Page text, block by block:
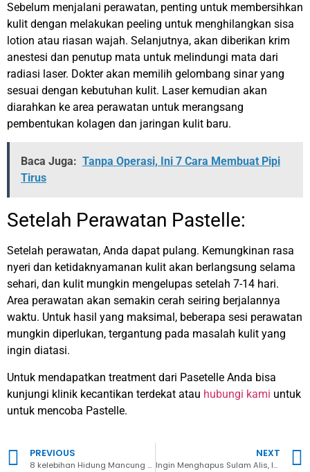
Sebelum menjalani perawatan, penting untuk membersihkan
kulit dengan melakukan peeling untuk menghilangkan sisa
lotion atau riasan wajah. Selanjutnya, akan diberikan krim
anestesi dan penutup mata untuk melindungi mata dari
radiasi laser. Dokter akan memilih gelombang sinar yang
sesuai dengan kebutuhan kulit. Laser kemudian akan
diarahkan ke area perawatan untuk merangsang
pembentukan kolagen dan jaringan kulit baru.
Baca Juga: Tanpa Operasi, Ini 7 Cara Membuat Pipi
Tirus
Setelah Perawatan Pastelle:
Setelah perawatan, Anda dapat pulang. Kemungkinan rasa
nyeri dan ketidaknyamanan kulit akan berlangsung selama
sehari, dan kulit mungkin mengelupas setelah 7-14 hari.
Area perawatan akan semakin cerah seiring berjalannya
waktu. Untuk hasil yang maksimal, beberapa sesi perawatan
mungkin diperlukan, tergantung pada masalah kulit yang
ingin diatasi.
Untuk mendapatkan treatment dari Pasetelle Anda bisa
kunjungi klinik kecantikan terdekat atau hubungi kami untuk
untuk mencoba Pastelle.
PREVIOUS
8 kelebihan Hidung Mancung melalui Tarik Benang Hidung
NEXT
Ingin Menghapus Sulam Alis, Ini Yang Harus diperhatikan